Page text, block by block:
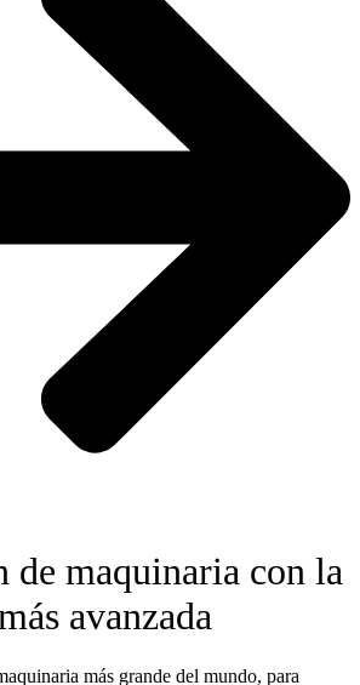
de maquinaria con la
avanzada
más grande del mundo, para